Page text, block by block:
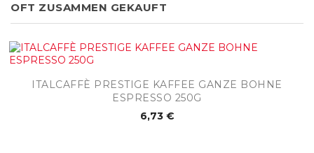
OFT ZUSAMMEN GEKAUFT
ITALCAFFÈ PRESTIGE KAFFEE GANZE BOHNE
ESPRESSO 250G
6,73 €